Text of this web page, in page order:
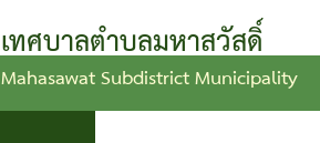
เทศบาลตำบลมหาสวัสดิ์
Mahasawat Subdistrict Municipality